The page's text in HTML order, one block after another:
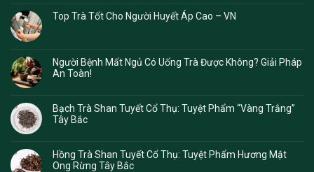
Top Trà Tốt Cho Người Huyết Áp Cao – VN
Người Bệnh Mất Ngủ Có Uống Trà Được Không? Giải Pháp
An Toàn!
Bạch Trà Shan Tuyết Cổ Thụ: Tuyệt Phẩm “Vàng Trắng”
Tây Bắc
Hồng Trà Shan Tuyết Cổ Thụ: Tuyệt Phẩm Hương Mật
Ong Rừng Tây Bắc